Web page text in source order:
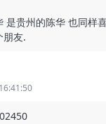
是贵州的陈华 也同样
朋友.